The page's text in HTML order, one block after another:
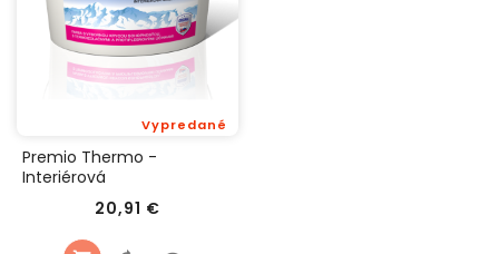
Premio Thermo -
Interiérová
tepelnoizolačná farba
20,91 €
Vypredané